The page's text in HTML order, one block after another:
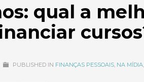
qual a
PUBLISHED IN FINANÇAS PESSOAIS, NA MÍDIA,